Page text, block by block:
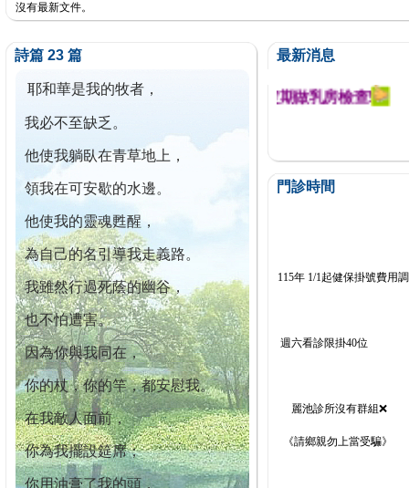
沒有最新文件。
詩篇 23 篇
耶和華是我的牧者，
我必不至缺乏。
他使我躺臥在青草地上，
領我在可安歇的水邊。
他使我的靈魂甦醒，
為自己的名引導我走義路。
我雖然行過死蔭的幽谷，
也不怕遭害。
因為你與我同在，
你的杖，你的竿，都安慰我。
在我敵人面前，
你為我擺設筵席；
你用油膏了我的頭，
最新消息
今已篩檢出1700位乳癌患者,提醒您定期做乳房檢查!
門診時間
115年 1/1起健保掛號費用
週六看診限掛40位
麗池診所沒有群組❌
《請鄉親勿上當受騙》